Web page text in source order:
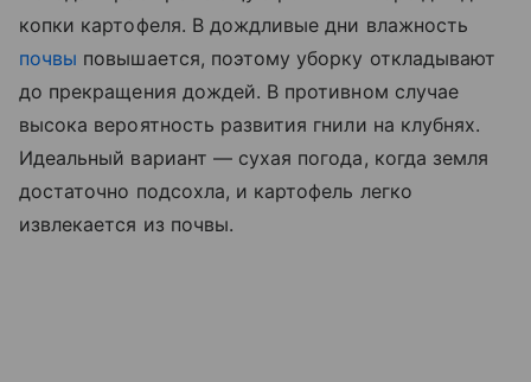
копки картофеля. В дождливые дни влажность
почвы повышается, поэтому уборку откладывают
до прекращения дождей. В противном случае
высока вероятность развития гнили на клубнях.
Идеальный вариант — сухая погода, когда земля
достаточно подсохла, и картофель легко
извлекается из почвы.